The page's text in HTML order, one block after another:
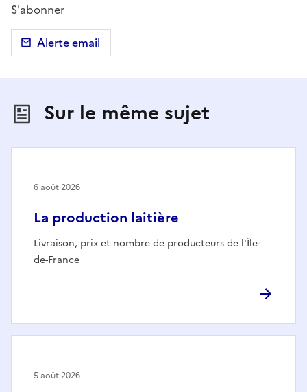
S'abonner
Alerte email
Sur le même sujet
La production laitière
Livraison, prix et nombre de producteurs de l'Île-
de-France
6 août 2026
5 août 2026